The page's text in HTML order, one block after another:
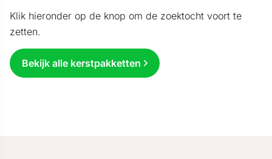
Klik hieronder op de knop om de zoektocht voort te
zetten.
Bekijk alle kerstpakketten